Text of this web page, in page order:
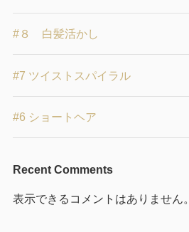
#８ 白髪活かし
#7 ツイストスパイラル
#6 ショートヘア
Recent Comments
表示できるコメントはありません。